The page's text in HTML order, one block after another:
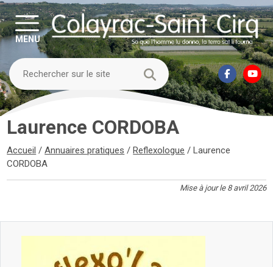
MENU
Laurence CORDOBA
Accueil /Annuaires pratiques /Reflexologue /Laurence
CORDOBA
Mise à jour le 8 avril 2026